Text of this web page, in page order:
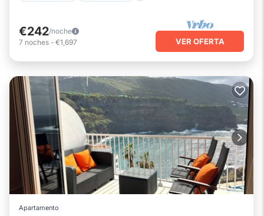
€242/noche
7 noches - €1,697 VER OFERTA
Apartamento